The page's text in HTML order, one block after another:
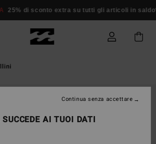
di sconto extra su tutti gli articoli in saldo*
AI TUOI DATI
Continua senza accettare